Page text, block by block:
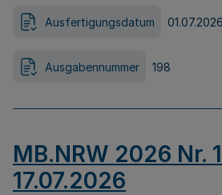
Ausfertigungsdatum 01.07.2026
Ausgabennummer 198
MB.NRW 2026 Nr.
17.07.2026